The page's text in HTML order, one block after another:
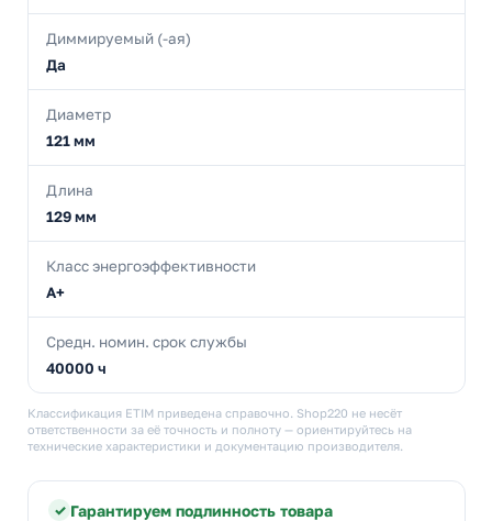
Диммируемый (-ая)
Да
Диаметр
121 мм
Длина
129 мм
Класс энергоэффективности
A+
Средн. номин. срок службы
40000 ч
Классификация ETIM приведена справочно. Shop220 не несёт
ответственности за её точность и полноту — ориентируйтесь на
технические характеристики и документацию производителя.
Гарантируем подлинность товара